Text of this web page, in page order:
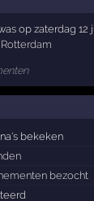
op zaterdag 12
Rotterdam
bekeken
bezocht